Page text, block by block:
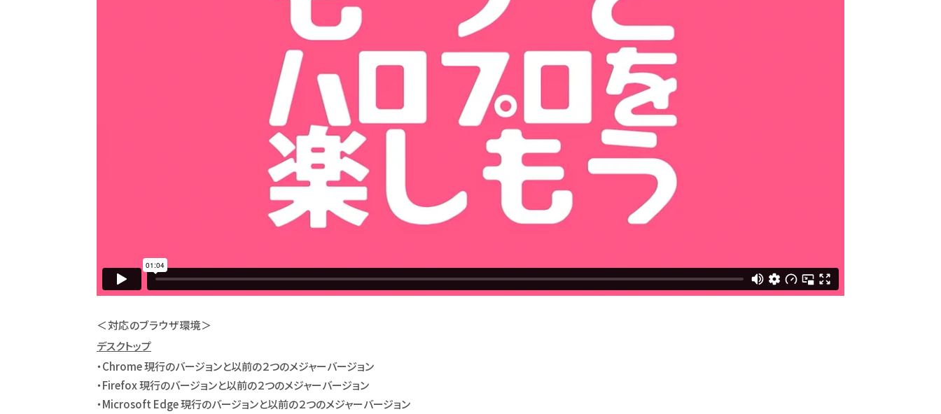
＜対応のブラウザ環境＞
デスクトップ
・Chrome 現行のバージョンと以前の２つのメジャーバージョン
・Firefox 現行のバージョンと以前の２つのメジャーバージョン
・Microsoft Edge 現行のバージョンと以前の２つのメジャーバージョン